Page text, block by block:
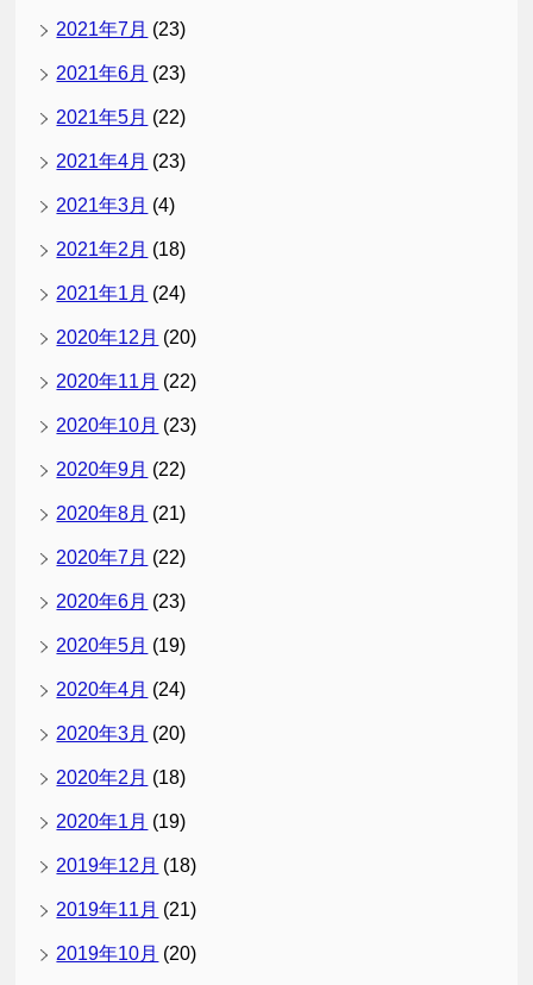
2021年7月 (23)
2021年6月 (23)
2021年5月 (22)
2021年4月 (23)
2021年3月 (4)
2021年2月 (18)
2021年1月 (24)
2020年12月 (20)
2020年11月 (22)
2020年10月 (23)
2020年9月 (22)
2020年8月 (21)
2020年7月 (22)
2020年6月 (23)
2020年5月 (19)
2020年4月 (24)
2020年3月 (20)
2020年2月 (18)
2020年1月 (19)
2019年12月 (18)
2019年11月 (21)
2019年10月 (20)